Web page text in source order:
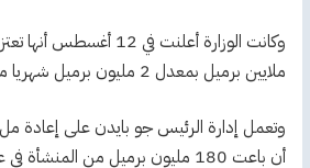
ملايين برميل بمعدل 2 مليون برميل شهريا من يناير إلى مارس.
وتعمل إدارة الرئيس جو بايدن على إعادة